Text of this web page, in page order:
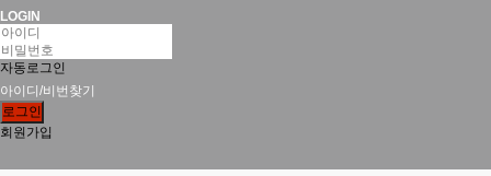
LOGIN
자동로그인
아이디/비번찾기
로그인
회원가입